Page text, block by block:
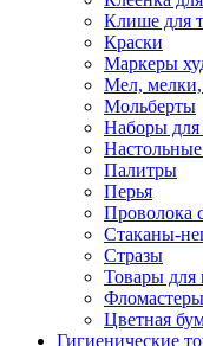
Клише для
Краски
Маркеры
Мел, мелки,
Мольберты
Наборы для
Палитры
Перья
Проволока
Стаканы-
Стразы
Товары для
Фломастеры
Цветная
Гигиенические